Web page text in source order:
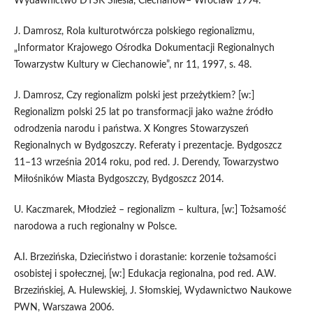
J. Damrosz, Rola kulturotwórcza polskiego regionalizmu,
„Informator Krajowego Ośrodka Dokumentacji Regionalnych
Towarzystw Kultury w Ciechanowie”, nr 11, 1997, s. 48.
J. Damrosz, Czy regionalizm polski jest przeżytkiem? [w:]
Regionalizm polski 25 lat po transformacji jako ważne źródło
odrodzenia narodu i państwa. X Kongres Stowarzyszeń
Regionalnych w Bydgoszczy. Referaty i prezentacje. Bydgoszcz
11–13 września 2014 roku, pod red. J. Derendy, Towarzystwo
Miłośników Miasta Bydgoszczy, Bydgoszcz 2014.
U. Kaczmarek, Młodzież – regionalizm – kultura, [w:] Tożsamość
narodowa a ruch regionalny w Polsce.
A.I. Brzezińska, Dzieciństwo i dorastanie: korzenie tożsamości
osobistej i społecznej, [w:] Edukacja regionalna, pod red. A.W.
Brzezińskiej, A. Hulewskiej, J. Słomskiej, Wydawnictwo Naukowe
PWN, Warszawa 2006.